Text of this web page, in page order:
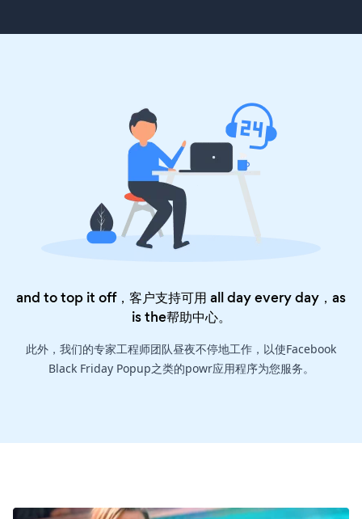
and to top it off，客户支持可用 all day every day，as
is the帮助中心。
此外，我们的专家工程师团队昼夜不停地工作，以使Facebook
Black Friday Popup之类的powr应用程序为您服务。